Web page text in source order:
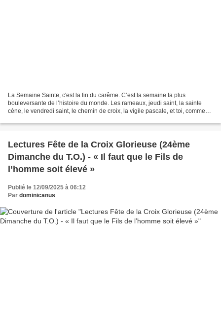
La Semaine Sainte, c'est la fin du carême. C’est la semaine la plus
bouleversante de l’histoire du monde. Les rameaux, jeudi saint, la sainte
cène, le vendredi saint, le chemin de croix, la vigile pascale, et toi, comment
Lectures Fête de la Croix Glorieuse (24ème
Dimanche du T.O.) - « Il faut que le Fils de
l’homme soit élevé »
Publié le 12/09/2025 à 06:12
Par dominicanus